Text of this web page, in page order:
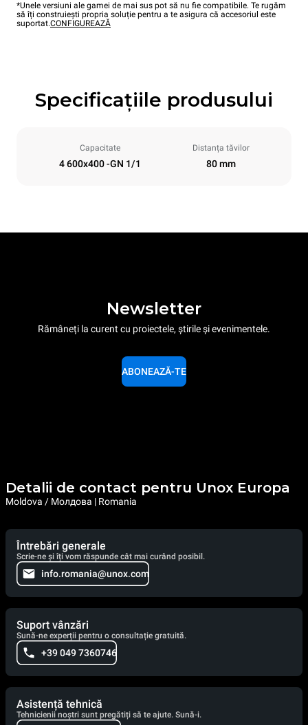
*Unele versiuni ale gamei de mai sus pot să nu fie compatibile. Te rugăm
să îți construiești propria soluție pentru a te asigura că accesoriul este
suportat.CONFIGUREAZĂ
Specificațiile produsului
Capacitate
4 600x400 -GN 1/1
Distanța tăvilor
80 mm
Newsletter
Rămâneți la curent cu proiectele, știrile și evenimentele.
ABONEAZĂ-TE
Detalii de contact pentru Unox Europa
Moldova / Молдова | Romania
Întrebări generale
Scrie-ne și îți vom răspunde cât mai curând posibil.
info.romania@unox.com
Suport vânzări
Sună-ne experții pentru o consultație gratuită.
+39 049 7360746
Asistență tehnică
Tehnicienii noștri sunt pregătiți să te ajute. Sună-i.